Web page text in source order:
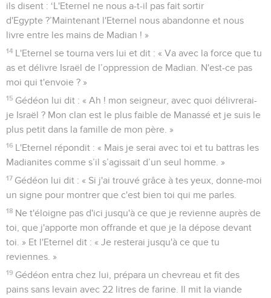
ils disent : ‘L'Eternel ne nous a-t-il pas fait sortir
d'Egypte ?’Maintenant l'Eternel nous abandonne et nous
livre entre les mains de Madian ! »
14 L'Eternel se tourna vers lui et dit : « Va avec la force que tu
as et délivre Israël de l’oppression de Madian. N'est-ce pas
moi qui t'envoie ? »
15 Gédéon lui dit : « Ah ! mon seigneur, avec quoi délivrerai-
je Israël ? Mon clan est le plus faible de Manassé et je suis le
plus petit dans la famille de mon père. »
16 L'Eternel répondit : « Mais je serai avec toi et tu battras les
Madianites comme s’il s’agissait d’un seul homme. »
17 Gédéon lui dit : « Si j'ai trouvé grâce à tes yeux, donne-moi
un signe pour montrer que c'est bien toi qui me parles.
18 Ne t'éloigne pas d'ici jusqu'à ce que je revienne auprès de
toi, que j'apporte mon offrande et que je la dépose devant
toi. » Et l'Eternel dit : « Je resterai jusqu'à ce que tu
reviennes. »
19 Gédéon entra chez lui, prépara un chevreau et fit des
pains sans levain avec 22 litres de farine. Il mit la viande